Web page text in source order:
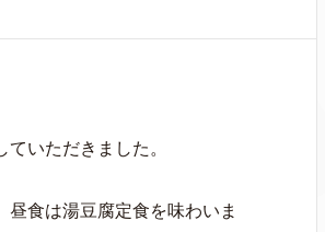
いただきました。
食は湯豆腐定食を味わいま